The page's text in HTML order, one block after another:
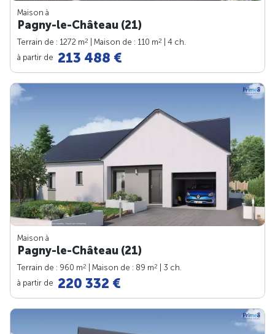
Maison à
Pagny-le-Château (21)
Terrain de : 1272 m2 | Maison de : 110 m2
| 4 ch.
à partir de 213 488 €
Maison à
Pagny-le-Château (21)
Terrain de : 960 m2 | Maison de : 89 m2
| 3 ch.
à partir de 220 332 €